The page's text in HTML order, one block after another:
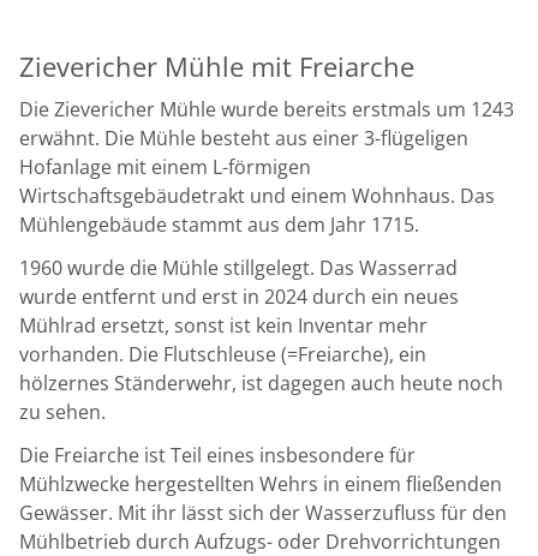
Zievericher Mühle mit Freiarche
Die Zievericher Mühle wurde bereits erstmals um 1243
erwähnt. Die Mühle besteht aus einer 3-flügeligen
Hofanlage mit einem L-förmigen
Wirtschaftsgebäudetrakt und einem Wohnhaus. Das
Mühlengebäude stammt aus dem Jahr 1715.
1960 wurde die Mühle stillgelegt. Das Wasserrad
wurde entfernt und erst in 2024 durch ein neues
Mühlrad ersetzt, sonst ist kein Inventar mehr
vorhanden. Die Flutschleuse (=Freiarche), ein
hölzernes Ständerwehr, ist dagegen auch heute noch
zu sehen.
Die Freiarche ist Teil eines insbesondere für
Mühlzwecke hergestellten Wehrs in einem fließenden
Gewässer. Mit ihr lässt sich der Wasserzufluss für den
Mühlbetrieb durch Aufzugs- oder Drehvorrichtungen